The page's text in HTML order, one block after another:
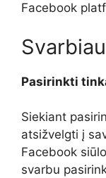
Facebook
Pasirinkti
Siekiant
atsižvelgti į
Facebook
svarbu